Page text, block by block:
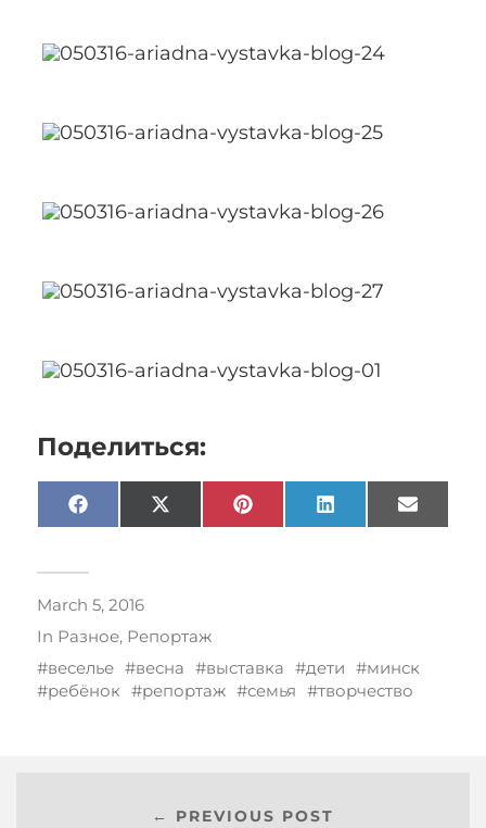
Поделиться:
Facebook X
(Twitter)
Pinterest LinkedIn Email
March 5, 2016
In Разное, Репортаж
веселье
весна выставка дети
минск
ребёнок
репортаж семья творчество
← PREVIOUS POST